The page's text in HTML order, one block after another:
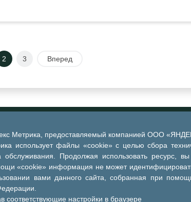
Метрика, предоставляемый компанией ООО
использует файлы «cookie» с целью сбора
Продолжая использовать ресурс,
«cookie» информация не может
вами данного сайта, собранная при
соответствующие настройки в браузере
2 3 Вперед